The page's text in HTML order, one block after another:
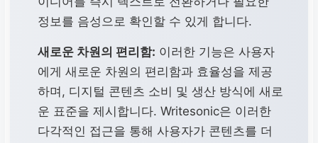
정보를 음성으로 확인할 수 있게 합니다.
새로운 차원의 편리함: 이러한 기능은 사용자
에게 새로운 차원의 편리함과 효율성을 제공
하며, 디지털 콘텐츠 소비 및 생산 방식에 새로
운 표준을 제시합니다. Writesonic은 이러한
다각적인 접근을 통해 사용자가 콘텐츠를 더